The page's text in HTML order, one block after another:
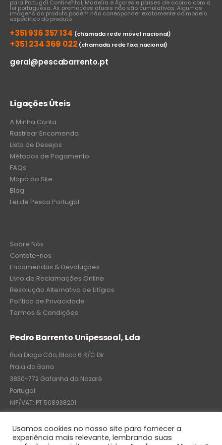
para Portugal Continental, Madeira e Açores e países de acordo com a
lei portuguesa. As promoções atuais não são cumulativas. Algumas
imagens do produto podem não corresponder exatamente ao modelo
específico do produto.
+351 936 357 134 (chamada rede móvel nacional)
+351 234 369 022 (chamada rede fixa nacional)
geral@pescabarrento.pt
Ligações Úteis
A Minha Conta
Rastrear Encomenda
Lista de Desejos
Métodos de Pagamento
FAQs
Mapa do Site
Blog
Lei de Pesca Portugal
Sobre Nós
Contate-nos
Encomendas & Devoluções
Livro de Reclamações Online
Resolução Alternativa de Litígios
Política de Privacidade
Termos & Condições
Pedro Barrento Unipessoal, Lda
Rua Diogo Cão, Bloco 6 R/C Dir
Praia da Barra
3830-772 Gafanha da Nazaré
Portugal
NIF/VAT: PT 508938201
C.R.C.: 7004-8522-6075
Usamos cookies no nosso site para fornecer a
experiência mais relevante, lembrando suas